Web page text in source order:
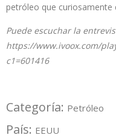
petróleo que curiosamente
Puede escuchar la
https://www.ivoox.com/
c1=601416
Categoría: Petróleo
País: EEUU